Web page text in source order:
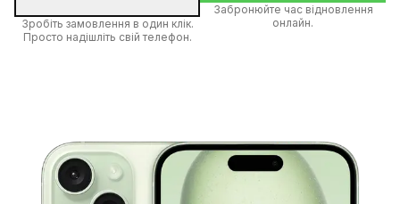
Зробіть замовлення в один клік.
Просто надішліть свій телефон.
Забронюйте час відновлення
онлайн.